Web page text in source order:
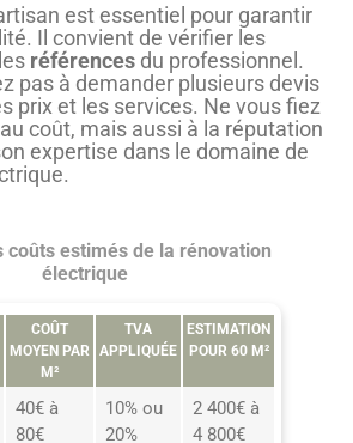
est essentiel pour garantir
Il convient de vérifier les
références du professionnel.
pas à demander plusieurs devis
prix et les services. Ne vous fiez
coût, mais aussi à la réputation
expertise dans le domaine de
coûts estimés de la rénovation
électrique
COÛT
MOYEN PAR
M²
TVA
APPLIQUÉE
ESTIMATION
POUR 60 M²
40€ à
80€
10% ou
20%
2 400€ à
4 800€